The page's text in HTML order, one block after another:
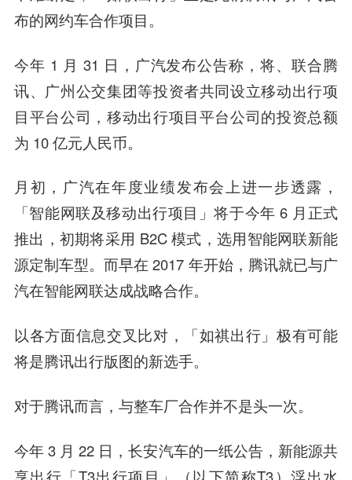
布的网约车合作项目。
今年 1 月 31 日，广汽发布公告称，将、联合腾
讯、广州公交集团等投资者共同设立移动出行项
目平台公司，移动出行项目平台公司的投资总额
为 10 亿元人民币。
月初，广汽在年度业绩发布会上进一步透露，
「智能网联及移动出行项目」将于今年 6 月正式
推出，初期将采用 B2C 模式，选用智能网联新能
源定制车型。而早在 2017 年开始，腾讯就已与广
汽在智能网联达成战略合作。
以各方面信息交叉比对，「如祺出行 」极有可能
将是腾讯出行版图的新选手。
对于腾讯而言，与整车厂合作并不是头一次。
今年 3 月 22 日，长安汽车的一纸公告，新能源共